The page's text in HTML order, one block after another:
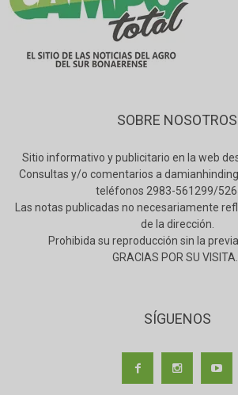
SOBRE NOSOTROS
Sitio informativo y publicitario en la web
Consultas y/o comentarios a
teléfonos 2983-561299/
Las notas publicadas no necesariamente
de la dirección.
Prohibida su reproducción sin la
GRACIAS POR SU
SÍGUENOS